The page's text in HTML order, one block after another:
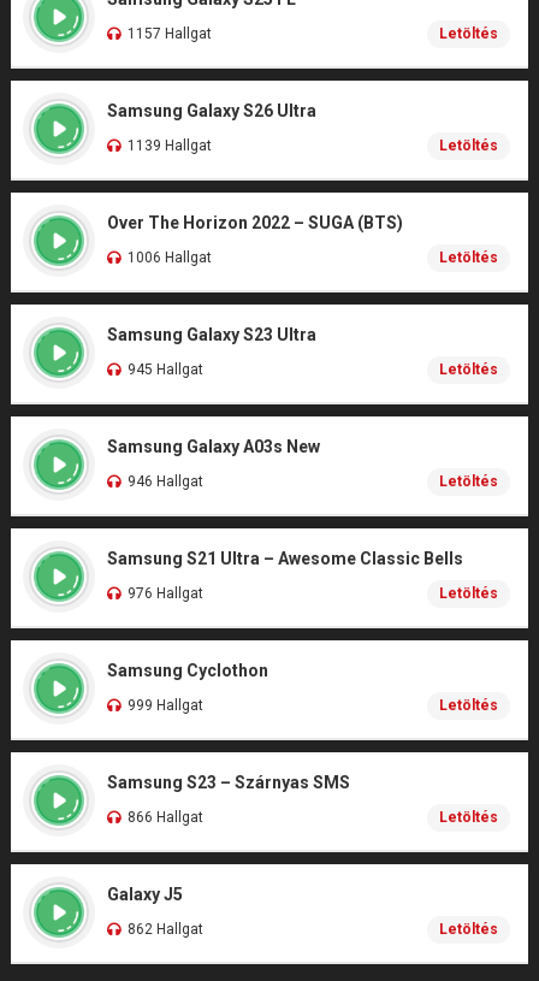
1157 Hallgat Letöltés
Samsung Galaxy S26 Ultra
1139 Hallgat Letöltés
Over The Horizon 2022 – SUGA (BTS)
1006 Hallgat Letöltés
Samsung Galaxy S23 Ultra
945 Hallgat Letöltés
Samsung Galaxy A03s New
946 Hallgat Letöltés
Samsung S21 Ultra – Awesome Classic Bells
976 Hallgat Letöltés
Samsung Cyclothon
999 Hallgat Letöltés
Samsung S23 – Szárnyas SMS
866 Hallgat Letöltés
Galaxy J5
862 Hallgat Letöltés